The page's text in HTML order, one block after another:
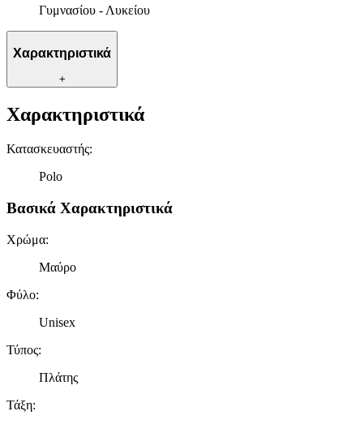
Γυμνασίου - Λυκείου
Χαρακτηριστικά
+
Χαρακτηριστικά
Κατασκευαστής:
Polo
Βασικά Χαρακτηριστικά
Χρώμα:
Μαύρο
Φύλο:
Unisex
Τύπος:
Πλάτης
Τάξη: